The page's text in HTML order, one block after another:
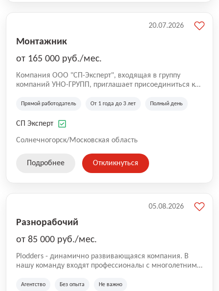
Монтажник
от 165 000 руб./мес.
Компания ООО "СП-Эксперт", входящая в группу
компаний УНО-ГРУПП, приглашает присоединиться к
работаем на рынке с 2005 года и оказываем комплекс
зданий из гибридных модульных блоков свободной
гибридно-модульного строительства.
Прямой работодатель От 1 года до 3 лет Полный день
СП Эксперт
Солнечногорск/Московская область
20.07.2026
Подробнее Откликнуться
Разнорабочий
от 85 000 руб./мес.
Plodders - динамично развивающаяся компания. В
нашу команду входят профессионалы с многолетним
на рынке аутсорсинга, а накопленный опыт позволяют
Агентство Без опыта Не важно
05.08.2026